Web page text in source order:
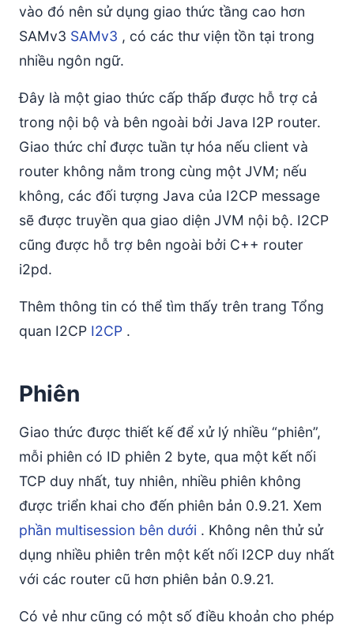
SendMessageExpiresMessage
SetDateMessage
Tài liệu tham khảo
vào đó nên sử dụng giao thức tầng cao hơn
SAMv3 SAMv3 , có các thư viện tồn tại trong
nhiều ngôn ngữ.
Đây là một giao thức cấp thấp được hỗ trợ cả
trong nội bộ và bên ngoài bởi Java I2P router.
Giao thức chỉ được tuần tự hóa nếu client và
router không nằm trong cùng một JVM; nếu
không, các đối tượng Java của I2CP message
sẽ được truyền qua giao diện JVM nội bộ. I2CP
cũng được hỗ trợ bên ngoài bởi C++ router
i2pd.
Thêm thông tin có thể tìm thấy trên trang Tổng
quan I2CP I2CP .
Phiên
Giao thức được thiết kế để xử lý nhiều “phiên”,
mỗi phiên có ID phiên 2 byte, qua một kết nối
TCP duy nhất, tuy nhiên, nhiều phiên không
được triển khai cho đến phiên bản 0.9.21. Xem
phần multisession bên dưới . Không nên thử sử
dụng nhiều phiên trên một kết nối I2CP duy nhất
với các router cũ hơn phiên bản 0.9.21.
Có vẻ như cũng có một số điều khoản cho phép